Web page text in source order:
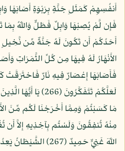
أَنفُسِهِمْ كَمَثَلِ جَنَّةٍ بِرَبْوَةٍ أَصَابَهَا
أَحَدُكُمْ أَن تَكُونَ لَهُ جَنَّةٌ مِّن نَّخِيلٍ
الأَنْهَارُ لَهُ فِيهَا مِن كُلِّ الثَّمَرَاتِ
فَأَصَابَهَا إِعْصَارٌ فِيهِ نَارٌ فَاحْتَرَقَتْ
لَعَلَّكُمْ تَتَفَكَّرُونَ
مَا كَسَبْتُمْ وَمِمَّا أَخْرَجْنَا لَكُم مِّنَ
مِنْهُ تُنفِقُونَ وَلَسْتُم بِآخِذِيهِ إِلاَّ أَن
اللّهَ غَنِيٌّ حَمِيدٌ (267)